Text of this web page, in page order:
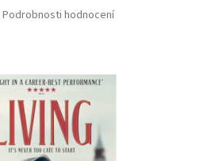
Podrobnosti hodnocení